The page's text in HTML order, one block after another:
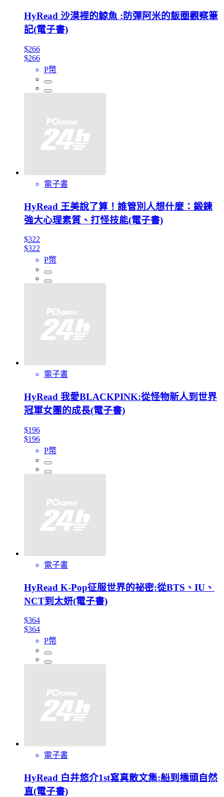
HyRead 沙漠裡的鯨魚 :防彈阿米的飯圈觀察筆
記(電子書)
$266
$266
P幣
電子書
HyRead 王美說了算！誰管別人想什麼：鍛鍊
強大心理素質、打怪技能(電子書)
$322
$322
P幣
電子書
HyRead 我愛BLACKPINK:從怪物新人到世界
冠軍女團的成長(電子書)
$196
$196
P幣
電子書
HyRead K-Pop征服世界的祕密:從BTS、IU、
NCT到太妍(電子書)
$364
$364
P幣
電子書
HyRead 白井悠介1st寫真散文集:船到橋頭自然
直(電子書)